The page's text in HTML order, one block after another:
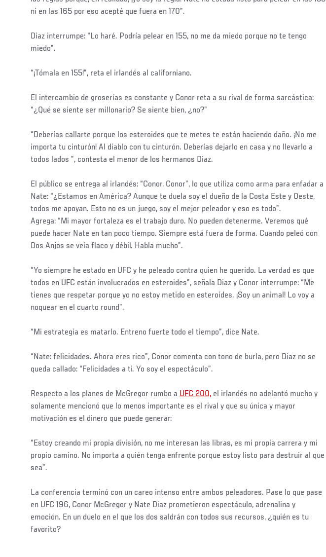
ni en las 165 por eso acepté que fuera en 170”.
Diaz interrumpe: “Lo haré. Podría pelear en 155, no me da miedo porque no te tengo
miedo”.
“¡Tómala en 155!”, reta el irlandés al californiano.
El intercambio de groserías es constante y Conor reta a su rival de forma sarcástica:
“¿Qué se siente ser millonario? Se siente bien, ¿no?”
“Deberías callarte porque los esteroides que te metes te están haciendo daño. ¡No me
importa tu cinturón! Al diablo con tu cinturón. Deberías dejarlo en casa y no llevarlo a
todos lados ”, contesta el menor de los hermanos Diaz.
El público se entrega al irlandés: “Conor, Conor”, lo que utiliza como arma para enfadar a
Nate: “¿Estamos en América? Aunque te duela soy el dueño de la Costa Este y Oeste,
todos me apoyan. Esto no es un juego, soy el mejor peleador y eso es todo”.
Agrega: “Mi mayor fortaleza es el trabajo duro. No pueden detenerme. Veremos qué
puede hacer Nate en tan poco tiempo. Siempre está fuera de forma. Cuando peleó con
Dos Anjos se veía flaco y débil. Habla mucho”.
“Yo siempre he estado en UFC y he peleado contra quien he querido. La verdad es que
todos en UFC están involucrados en esteroides”, señala Diaz y Conor interrumpe: “Me
tienes que respetar porque yo no estoy metido en esteroides. ¡Soy un animal! Lo voy a
noquear en el cuarto round”.
“Mi estrategia es matarlo. Entreno fuerte todo el tiempo”, dice Nate.
“Nate: felicidades. Ahora eres rico”, Conor comenta con tono de burla, pero Diaz no se
queda callado: “Felicidades a ti. Yo soy el espectáculo”.
Respecto a los planes de McGregor rumbo a UFC 200, el irlandés no adelantó mucho y
solamente mencionó que lo menos importante es el rival y que su única y mayor
motivación es el dinero que puede generar:
“Estoy creando mi propia división, no me interesan las libras, es mi propia carrera y mi
propio camino. No importa a quién tenga enfrente porque estoy listo para destruir al que
sea”.
La conferencia terminó con un careo intenso entre ambos peleadores. Pase lo que pase
en UFC 196, Conor McGregor y Nate Diaz prometieron espectáculo, adrenalina y
emoción. En un duelo en el que los dos saldrán con todos sus recursos, ¿quién es tu
favorito?